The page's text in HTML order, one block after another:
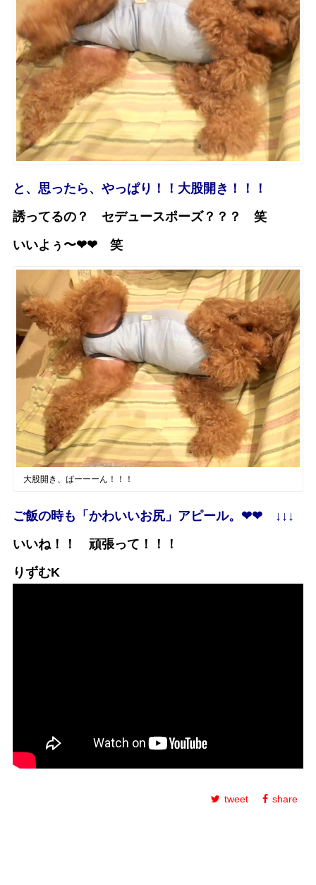
と、思ったら、やっぱり！！大股開き！！！
誘ってるの？ セデュースポーズ？？？ 笑
いいよぅ〜❤︎❤︎ 笑
大股開き、ばーーーん！！！
ご飯の時も「かわいいお尻」アピール。❤︎❤︎ ↓↓↓
いいね！！ 頑張って！！！
りずむK
tweet share